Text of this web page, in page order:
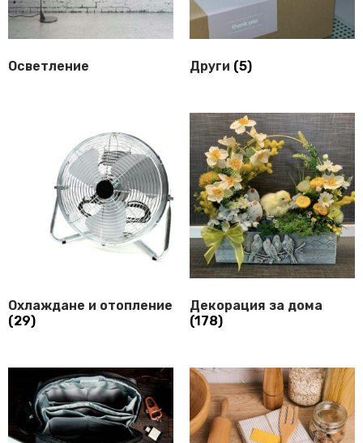
Осветление Други (5)
Охлаждане и отопление
(29)
Декорация за дома
(178)